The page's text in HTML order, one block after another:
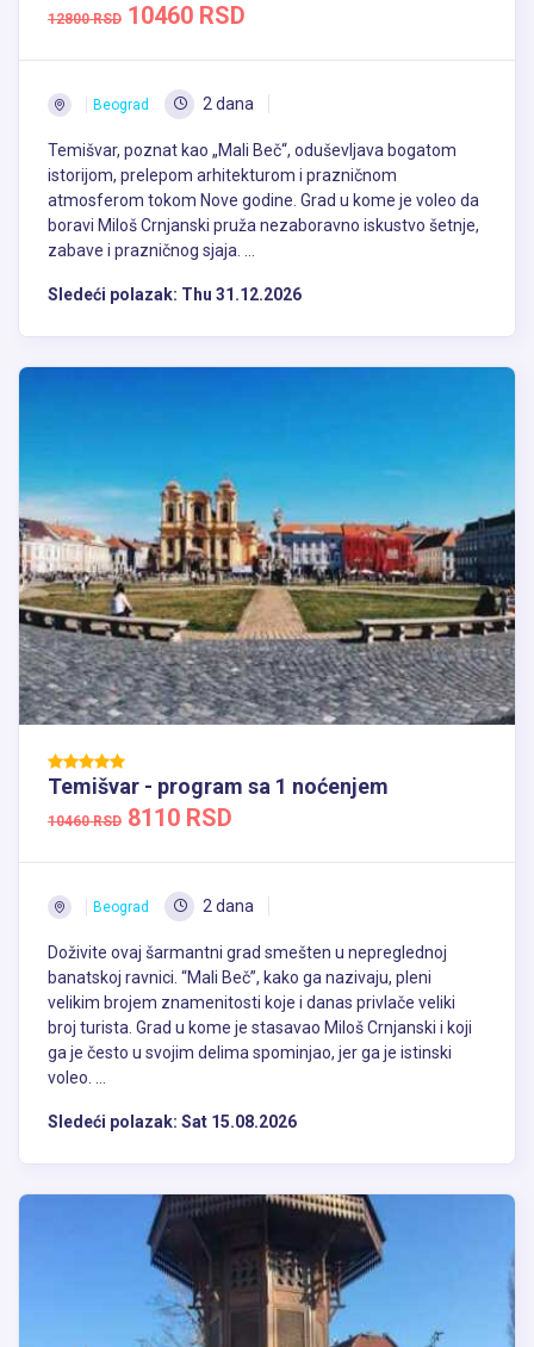
12800 RSD 10460 RSD
Beograd 2 dana
Temišvar, poznat kao „Mali Beč“, oduševljava bogatom
istorijom, prelepom arhitekturom i prazničnom
atmosferom tokom Nove godine. Grad u kome je voleo da
boravi Miloš Crnjanski pruža nezaboravno iskustvo šetnje,
zabave i prazničnog sjaja. ...
Sledeći polazak: Thu 31.12.2026
Temišvar - program sa 1 noćenjem
10460 RSD 8110 RSD
Beograd 2 dana
Doživite ovaj šarmantni grad smešten u nepreglednoj
banatskoj ravnici. “Mali Beč”, kako ga nazivaju, pleni
velikim brojem znamenitosti koje i danas privlače veliki
broj turista. Grad u kome je stasavao Miloš Crnjanski i koji
ga je često u svojim delima spominjao, jer ga je istinski
voleo. ...
Sledeći polazak: Sat 15.08.2026